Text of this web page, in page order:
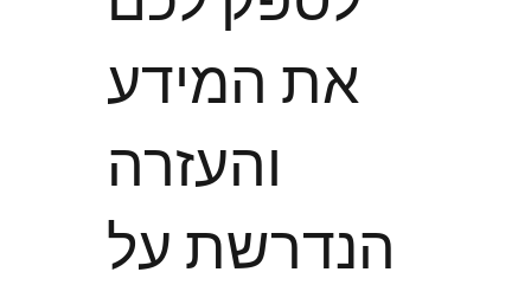
את המידע
והעזרה
הנדרשת על